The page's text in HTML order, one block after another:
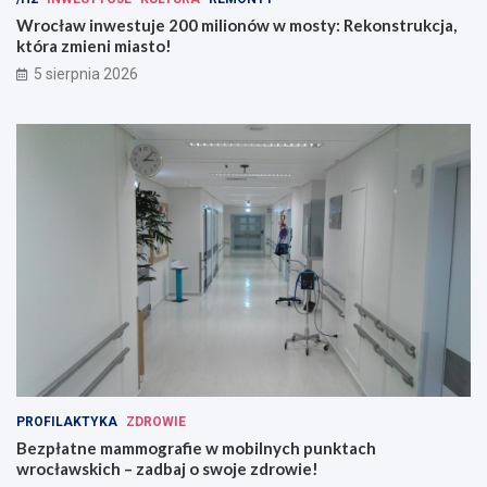
i
o
n
ó
w
t
r
k
c
o
b
i
l
y
o
c
a
w
Wrocław inwestuje 200 milionów w mosty: Rekonstrukcja,
która zmieni miasto!
5 sierpnia 2026
PROFILAKTYKA ZDROWIE
Bezpłatne mammografie w mobilnych punktach
wrocławskich – zadbaj o swoje zdrowie!